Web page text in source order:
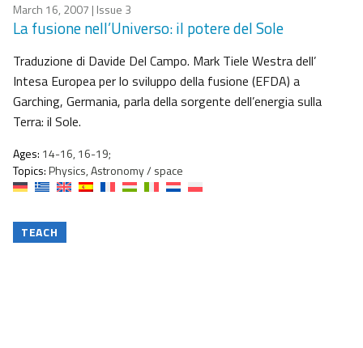
March 16, 2007 | Issue 3
La fusione nell’Universo: il potere del Sole
Traduzione di Davide Del Campo. Mark Tiele Westra dell’
Intesa Europea per lo sviluppo della fusione (EFDA) a
Garching, Germania, parla della sorgente dell’energia sulla
Terra: il Sole.
Ages: 14-16, 16-19;
Topics:Physics, Astronomy / space
TEACH